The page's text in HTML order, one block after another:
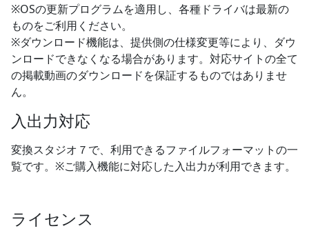
※OSの更新プログラムを適用し、各種ドライバは最新の
ものをご利用ください。
※ダウンロード機能は、提供側の仕様変更等により、ダウ
ンロードできなくなる場合があります。対応サイトの全て
の掲載動画のダウンロードを保証するものではありませ
ん。
入出力対応
変換スタジオ７で、利用できるファイルフォーマットの一
覧です。※ご購入機能に対応した入出力が利用できます。
ライセンス